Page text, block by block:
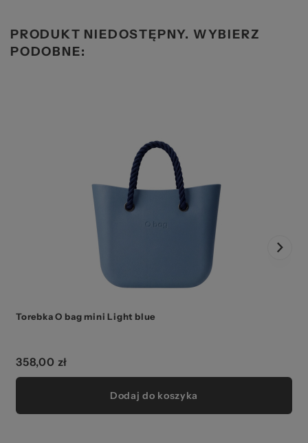
PRODUKT NIEDOSTĘPNY. WYBIERZ
PODOBNE:
Torebka O bag mini Light blue
358,00 zł
Dodaj do koszyka